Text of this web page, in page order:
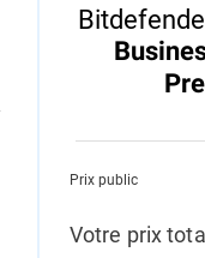
Prix public
Votre prix